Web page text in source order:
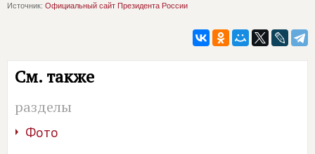
Источник: Официальный сайт Президента России
См. также
разделы
Фото